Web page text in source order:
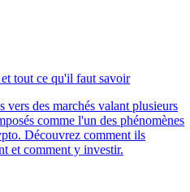
tout ce qu'il faut savoir
vers des marchés valant plusieurs
comme l'un des phénomènes
Découvrez comment ils
et comment y investir.